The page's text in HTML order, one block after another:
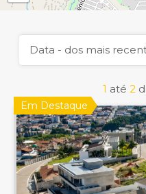
1 até 2
Data - dos mais
Em Destaque